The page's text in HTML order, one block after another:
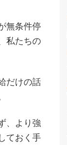
無条件停
私たちの
だけの話
、より強
ておく手